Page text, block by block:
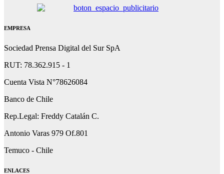
EMPRESA
Sociedad Prensa Digital del Sur SpA
RUT: 78.362.915 - 1
Cuenta Vista N°78626084
Banco de Chile
Rep.Legal: Freddy Catalán C.
Antonio Varas 979 Of.801
Temuco - Chile
ENLACES